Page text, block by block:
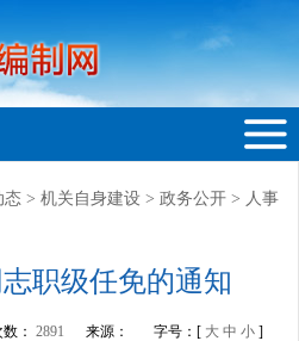
态 > 机关自身建设 > 政务公开 > 人事
职级任免的通知
： 2891 来源： 字号：[ 大 中 小 ]